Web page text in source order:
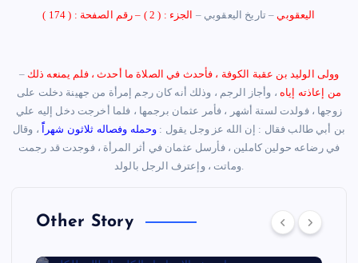
اليعقوبي – تاريخ اليعقوبي – الجزء : ( 2 ) – رقم الصفحة : ( 174 )
– وولى الوليد بن عقبة الكوفة ، فأحدث في الصلاة ما أحدث ، فلم يمنعه ذلك
من إعاذته إياه ، وأجاز الرجم ، وذلك أنه كان رجم إمرأة من جهينة دخلت على
زوجها ، فولدت لستة أشهر ، فأمر عثمان برجمها ، فلما أخرجت دخل إليه علي
بن أبي طالب فقال : إن الله عز وجل يقول : وحمله وفصاله ثلاثون شهراًً ، وقال
في رضاعه حولين كاملين ، فأرسل عثمان في أثر المرأة ، فوجدت قد رجمت
وماتت ، وإعترف الرجل بالولد.
Other Story